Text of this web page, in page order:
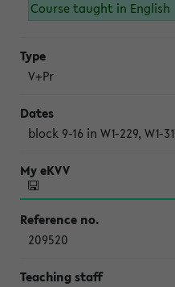
Course taught in English
V+Pr
block 9-16 in W1-229, W1-
209520